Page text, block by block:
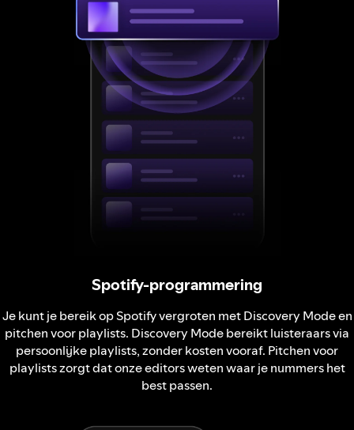
Spotify-programmering
Je kunt je bereik op Spotify vergroten met Discovery Mode en
pitchen voor playlists. Discovery Mode bereikt luisteraars via
persoonlijke playlists, zonder kosten vooraf. Pitchen voor
playlists zorgt dat onze editors weten waar je nummers het
best passen.